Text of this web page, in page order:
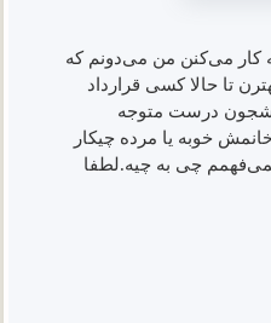
کار می‌کنن من می‌دونم که
تا حالا کسی قرارداد
درست متوجه
خوبه یا مرده چیکار
چی به چیه.لطفا